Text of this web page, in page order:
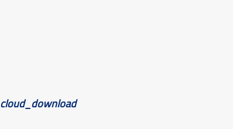
cloud_download